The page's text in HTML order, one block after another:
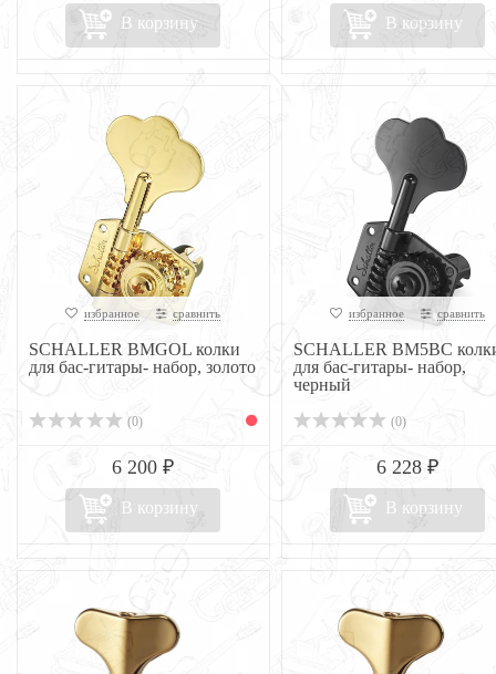
В корзину В корзину
избранное сравнить
SCHALLER BMGOL колки
для бас-гитары- набор, золото
(0)
6 200 ₽
В корзину
избранное сравнить
SCHALLER BM5BC
для бас-гитары- набор,
черный
(0)
6 228 ₽
В корзину